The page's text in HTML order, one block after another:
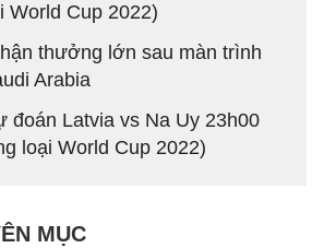
World Cup 2022)
thưởng lớn sau màn trình
Arabia
đoán Latvia vs Na Uy 23h00
loại World Cup 2022)
MỤC